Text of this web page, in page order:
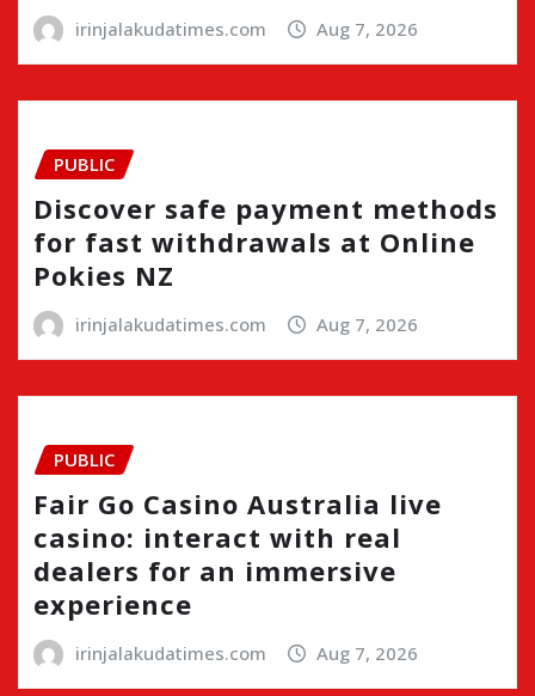
irinjalakudatimes.com Aug 7, 2026
PUBLIC
Discover safe payment methods
for fast withdrawals at Online
Pokies NZ
irinjalakudatimes.com Aug 7, 2026
PUBLIC
Fair Go Casino Australia live
casino: interact with real
dealers for an immersive
experience
irinjalakudatimes.com Aug 7, 2026